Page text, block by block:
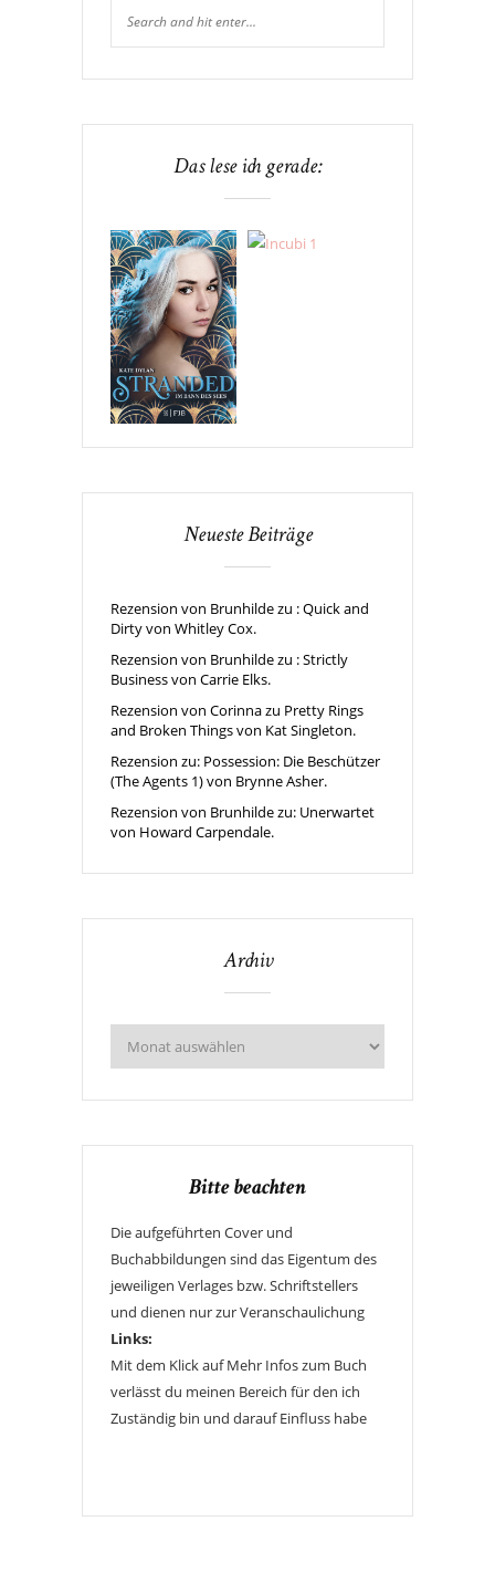
Das lese ich gerade:
Neueste Beiträge
Rezension von Brunhilde zu : Quick and
Dirty von Whitley Cox.
Rezension von Brunhilde zu : Strictly
Business von Carrie Elks.
Rezension von Corinna zu Pretty Rings
and Broken Things von Kat Singleton.
Rezension zu: Possession: Die Beschützer
(The Agents 1) von Brynne Asher.
Rezension von Brunhilde zu: Unerwartet
von Howard Carpendale.
Archiv
Bitte beachten
Die aufgeführten Cover und
Buchabbildungen sind das Eigentum des
jeweiligen Verlages bzw. Schriftstellers
und dienen nur zur Veranschaulichung
Links:
Mit dem Klick auf Mehr Infos zum Buch
verlässt du meinen Bereich für den ich
Zuständig bin und darauf Einfluss habe